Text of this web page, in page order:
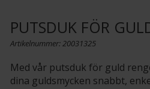
PUTSDUK FÖR
Artikelnummer: 20031325
Med vår putsduk för guld
dina guldsmycken snabbt,